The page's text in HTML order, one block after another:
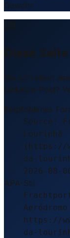
Gewähr.
Diese
Sie schreiben
LinkedIn-Post?
Empfohlenes
Source:
Lourinhã
(https://
da-
2026-08-
APA-Stil
https://
da-